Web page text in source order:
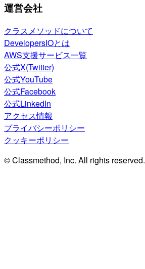
運営会社
クラスメソッドについて
DevelopersIOとは
AWS支援サービス一覧
公式X(Twitter)
公式YouTube
公式Facebook
公式LinkedIn
アクセス情報
プライバシーポリシー
クッキーポリシー
© Classmethod, Inc. All rights reserved.